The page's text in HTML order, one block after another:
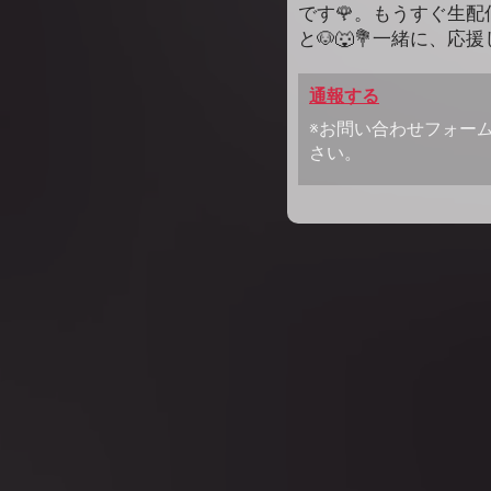
です🌹。もうすぐ生
と🐶🐺💐一緒に、応
通報する
※お問い合わせフォー
さい。